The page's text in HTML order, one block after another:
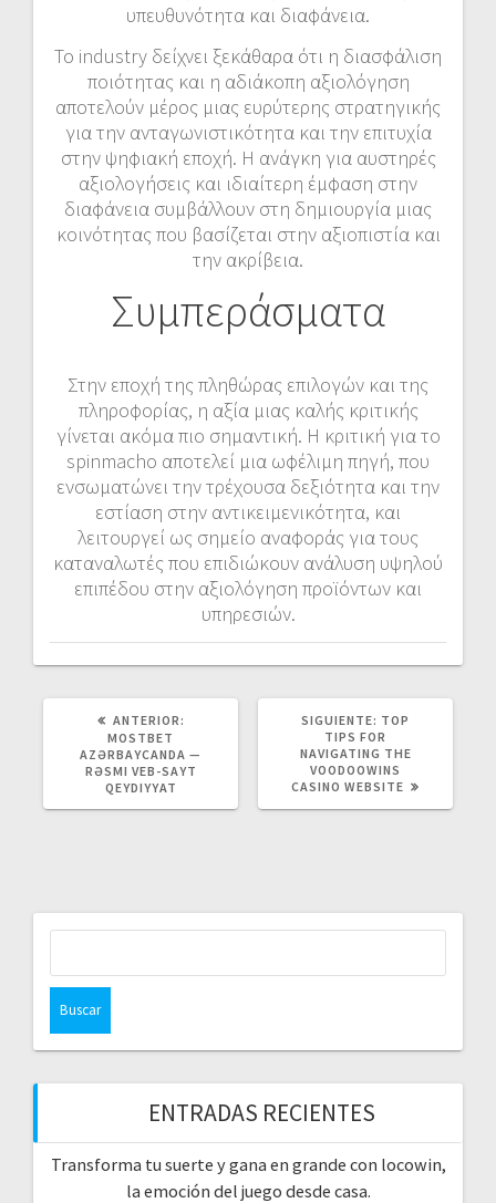
υπευθυνότητα και διαφάνεια.
Το industry δείχνει ξεκάθαρα ότι η διασφάλιση
ποιότητας και η αδιάκοπη αξιολόγηση
αποτελούν μέρος μιας ευρύτερης στρατηγικής
για την ανταγωνιστικότητα και την επιτυχία
στην ψηφιακή εποχή. Η ανάγκη για αυστηρές
αξιολογήσεις και ιδιαίτερη έμφαση στην
διαφάνεια συμβάλλουν στη δημιουργία μιας
κοινότητας που βασίζεται στην αξιοπιστία και
την ακρίβεια.
Συμπεράσματα
Στην εποχή της πληθώρας επιλογών και της
πληροφορίας, η αξία μιας καλής κριτικής
γίνεται ακόμα πιο σημαντική. Η κριτική για το
spinmacho αποτελεί μια ωφέλιμη πηγή, που
ενσωματώνει την τρέχουσα δεξιότητα και την
εστίαση στην αντικειμενικότητα, και
λειτουργεί ως σημείο αναφοράς για τους
καταναλωτές που επιδιώκουν ανάλυση υψηλού
επιπέδου στην αξιολόγηση προϊόντων και
υπηρεσιών.
ANTERIOR:
MOSTBET
AZƏRBAYCANDA —
RƏSMI VEB-SAYT
QEYDIYYAT
SIGUIENTE: SIGUIENTE
POST:
TOP
TIPS FOR
NAVIGATING THE
VOODOOWINS
CASINO WEBSITE
ENTRADAS RECIENTES
Transforma tu suerte y gana en grande con locowin,
la emoción del juego desde casa.